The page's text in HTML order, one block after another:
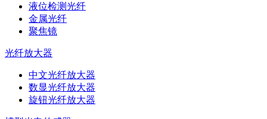
液位检测光纤
金属光纤
聚焦镜
光纤放大器
中文光纤放大器
数显光纤放大器
旋钮光纤放大器